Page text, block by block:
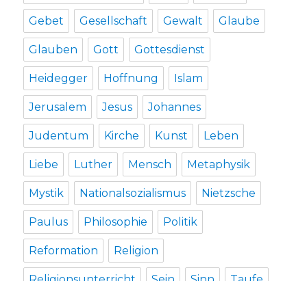
Gebet Gesellschaft Gewalt Glaube
Glauben Gott Gottesdienst
Heidegger Hoffnung Islam
Jerusalem Jesus Johannes
Judentum Kirche Kunst Leben
Liebe Luther Mensch Metaphysik
Mystik Nationalsozialismus Nietzsche
Paulus Philosophie Politik
Reformation Religion